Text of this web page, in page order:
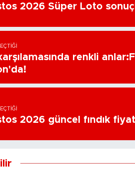
2026 Süper Loto
renkli
2026 güncel fındık